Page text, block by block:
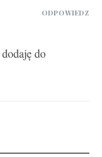
do
ODPOWIEDZ